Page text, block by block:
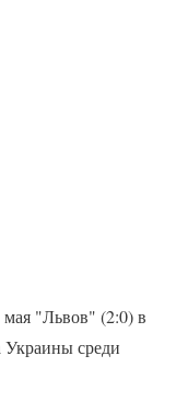
"Львов" (2:0) в
Украины среди